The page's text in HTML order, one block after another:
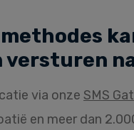
via onze SMS
en meer dan